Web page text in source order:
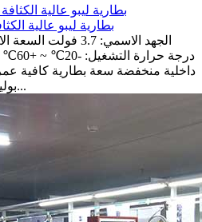
بطارية ليبو عالية الكثافة 3.7 فولت 1500 مللي
درجة
داخلية منخفضة سعة بطارية كافية
بوليمر أيونات الليثيوم نهايات الب...